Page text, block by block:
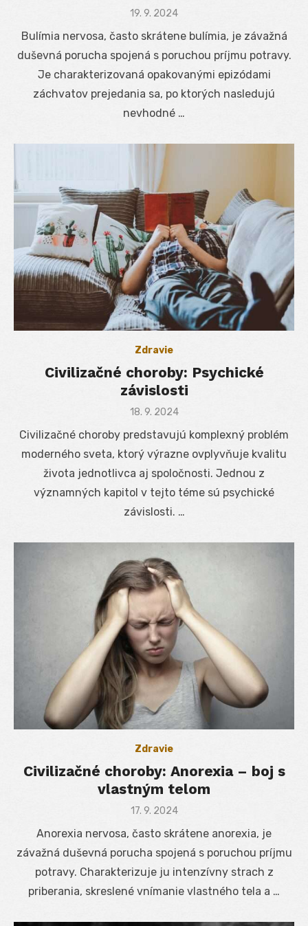
Posted
19. 9. 2024
Bulímia nervosa, často skrátene bulímia, je závažná
duševná porucha spojená s poruchou príjmu potravy.
Je charakterizovaná opakovanými epizódami
záchvatov prejedania sa, po ktorých nasledujú
nevhodné …
Zdravie
Civilizačné choroby: Psychické
závislosti
Posted
18. 9. 2024
Civilizačné choroby predstavujú komplexný problém
moderného sveta, ktorý výrazne ovplyvňuje kvalitu
života jednotlivca aj spoločnosti. Jednou z
významných kapitol v tejto téme sú psychické
závislosti. …
Zdravie
Civilizačné choroby: Anorexia – boj s
vlastným telom
Posted
17. 9. 2024
Anorexia nervosa, často skrátene anorexia, je
závažná duševná porucha spojená s poruchou príjmu
potravy. Charakterizuje ju intenzívny strach z
priberania, skreslené vnímanie vlastného tela a …